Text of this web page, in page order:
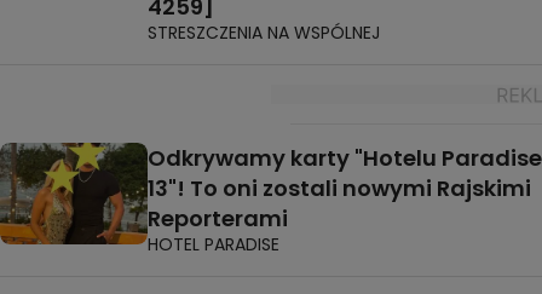
4259]
STRESZCZENIA NA WSPÓLNEJ
Odkrywamy karty "Hotelu Paradise
13"! To oni zostali nowymi Rajskimi
Reporterami
HOTEL PARADISE